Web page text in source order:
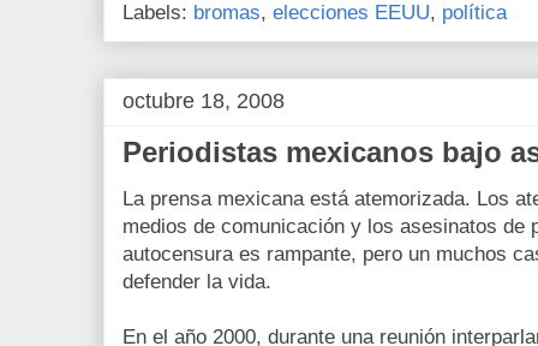
Labels: bromas, elecciones EEUU, política
octubre 18, 2008
Periodistas mexicanos bajo
La prensa mexicana está atemorizada. Los
medios de comunicación y los asesinatos de
autocensura es rampante, pero un muchos
defender la vida.
En el año 2000, durante una reunión